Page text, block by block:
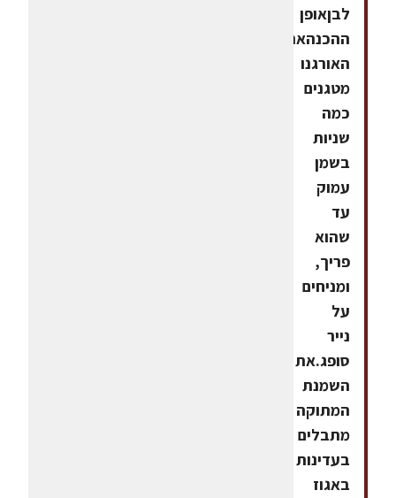
לבןאופן
ההכנהאת
האורגנו
מטגנים
כמה
שניות
בשמן
עמוק
עד
שהוא
פריך,
ומניחים
על
נייר
סופג.את
השמנת
המתוקה
מתבלים
בעדינות
באגוז